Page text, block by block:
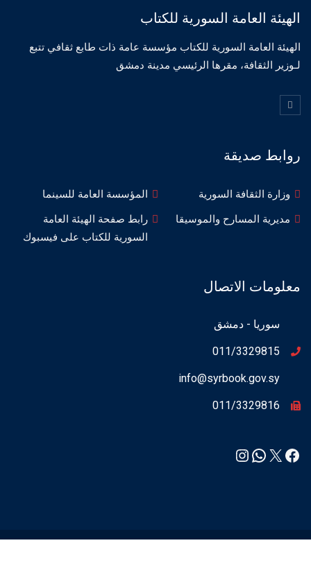
الهيئة العامة السورية للكتاب
الهيئة العامة السورية للكتاب مؤسسة عامة ذات طابع ثقافي تتبع
لـوزير الثقافة، مقرها الرئيسي مدينة دمشق
روابط صديقة
وزارة الثقافة السورية
المؤسسة العامة للسينما
مديرية المسارح والموسيقا
رابط صفحة الهيئة العامة
السورية للكتاب على فيسبوك
معلومات الاتصال
سوريا - دمشق
011/3329815
info@syrbook.gov.sy
011/3329816
Facebook
X
WhatsApp